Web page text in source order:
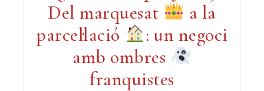
Del marquesat
a la
parcel·lació
: un negoci
amb ombres
franquistes